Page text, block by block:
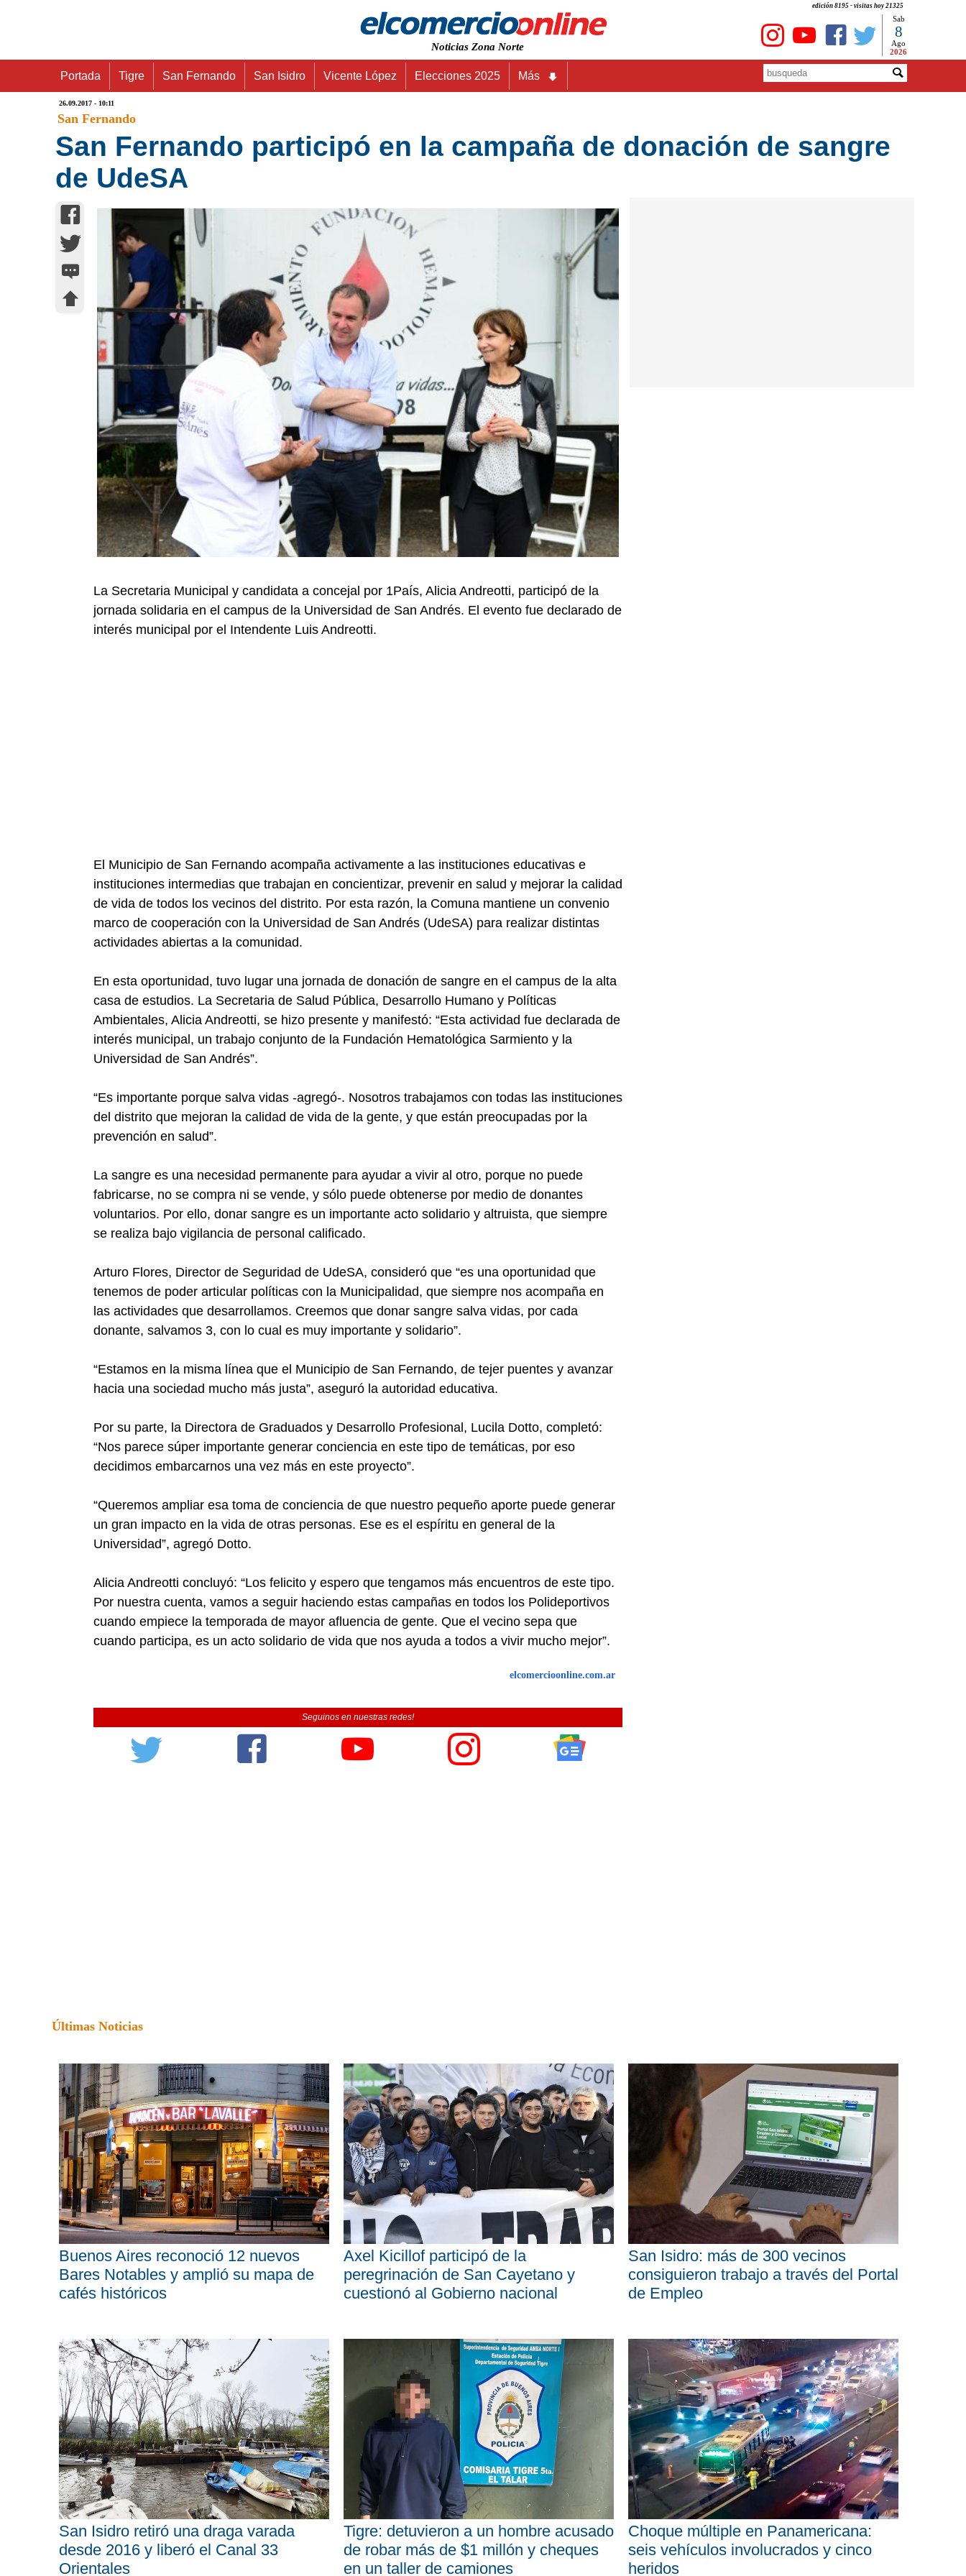
edición 8195 - visitas hoy 21325
Noticias Zona Norte
Sab
8
Ago
2026
Portada Tigre San Fernando San Isidro Vicente López Elecciones 2025 Más
26.09.2017 - 10:11
San Fernando
San Fernando participó en la campaña de donación de sangre
de UdeSA
La Secretaria Municipal y candidata a concejal por 1País, Alicia Andreotti, participó de la
jornada solidaria en el campus de la Universidad de San Andrés. El evento fue declarado de
interés municipal por el Intendente Luis Andreotti.
El Municipio de San Fernando acompaña activamente a las instituciones educativas e
instituciones intermedias que trabajan en concientizar, prevenir en salud y mejorar la calidad
de vida de todos los vecinos del distrito. Por esta razón, la Comuna mantiene un convenio
marco de cooperación con la Universidad de San Andrés (UdeSA) para realizar distintas
actividades abiertas a la comunidad.
En esta oportunidad, tuvo lugar una jornada de donación de sangre en el campus de la alta
casa de estudios. La Secretaria de Salud Pública, Desarrollo Humano y Políticas
Ambientales, Alicia Andreotti, se hizo presente y manifestó: “Esta actividad fue declarada de
interés municipal, un trabajo conjunto de la Fundación Hematológica Sarmiento y la
Universidad de San Andrés”.
“Es importante porque salva vidas -agregó-. Nosotros trabajamos con todas las instituciones
del distrito que mejoran la calidad de vida de la gente, y que están preocupadas por la
prevención en salud”.
La sangre es una necesidad permanente para ayudar a vivir al otro, porque no puede
fabricarse, no se compra ni se vende, y sólo puede obtenerse por medio de donantes
voluntarios. Por ello, donar sangre es un importante acto solidario y altruista, que siempre
se realiza bajo vigilancia de personal calificado.
Arturo Flores, Director de Seguridad de UdeSA, consideró que “es una oportunidad que
tenemos de poder articular políticas con la Municipalidad, que siempre nos acompaña en
las actividades que desarrollamos. Creemos que donar sangre salva vidas, por cada
donante, salvamos 3, con lo cual es muy importante y solidario”.
“Estamos en la misma línea que el Municipio de San Fernando, de tejer puentes y avanzar
hacia una sociedad mucho más justa”, aseguró la autoridad educativa.
Por su parte, la Directora de Graduados y Desarrollo Profesional, Lucila Dotto, completó:
“Nos parece súper importante generar conciencia en este tipo de temáticas, por eso
decidimos embarcarnos una vez más en este proyecto”.
“Queremos ampliar esa toma de conciencia de que nuestro pequeño aporte puede generar
un gran impacto en la vida de otras personas. Ese es el espíritu en general de la
Universidad”, agregó Dotto.
Alicia Andreotti concluyó: “Los felicito y espero que tengamos más encuentros de este tipo.
Por nuestra cuenta, vamos a seguir haciendo estas campañas en todos los Polideportivos
cuando empiece la temporada de mayor afluencia de gente. Que el vecino sepa que
cuando participa, es un acto solidario de vida que nos ayuda a todos a vivir mucho mejor”.
elcomercioonline.com.ar
Seguinos en nuestras redes!
Últimas Noticias
Buenos Aires reconoció 12 nuevos
Bares Notables y amplió su mapa de
cafés históricos
Axel Kicillof participó de la
peregrinación de San Cayetano y
cuestionó al Gobierno nacional
San Isidro: más de 300 vecinos
consiguieron trabajo a través del Portal
de Empleo
San Isidro retiró una draga varada
desde 2016 y liberó el Canal 33
Orientales
Tigre: detuvieron a un hombre acusado
de robar más de $1 millón y cheques
en un taller de camiones
Choque múltiple en Panamericana:
seis vehículos involucrados y cinco
heridos